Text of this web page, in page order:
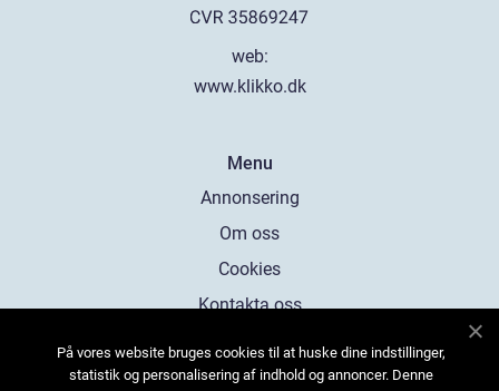
web:
www.klikko.dk
Menu
Annonsering
Om oss
Cookies
Kontakta oss
På vores website bruges cookies til at huske dine indstillinger,
statistik og personalisering af indhold og annoncer. Denne